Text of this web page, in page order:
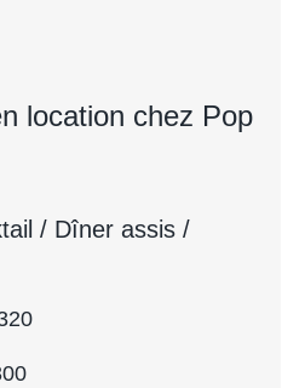
location chez Pop
/ Dîner assis /